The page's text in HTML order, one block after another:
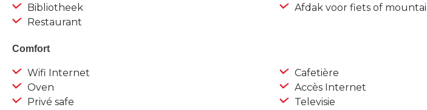
Bibliotheek
Restaurant
Afdak voor fiets of
Comfort
Wifi Internet
Oven
Privé safe
Cafetière
Accès Internet
Televisie